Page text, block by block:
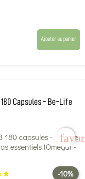
Ajouter au panier
180 Capsules - Be-Life
-10%